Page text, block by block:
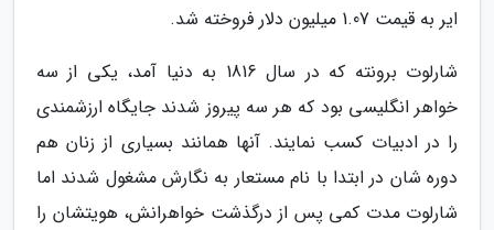
ایر به قیمت 1.07 میلیون دلار فروخته شد.
شارلوت برونته که در سال 1816 به دنیا آمد، یکی از سه
خواهر انگلیسی بود که هر سه پیروز شدند جایگاه ارزشمندی
را در ادبیات کسب نمایند. آنها همانند بسیاری از زنان هم
دوره شان در ابتدا با نام مستعار به نگارش مشغول شدند اما
شارلوت مدت کمی پس از درگذشت خواهرانش، هویتشان را